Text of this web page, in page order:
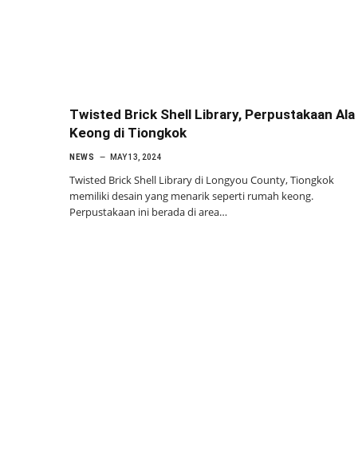
Twisted Brick Shell Library, Perpustakaan Ala
Keong di Tiongkok
NEWS MAY 13, 2024
Twisted Brick Shell Library di Longyou County, Tiongkok
memiliki desain yang menarik seperti rumah keong.
Perpustakaan ini berada di area…